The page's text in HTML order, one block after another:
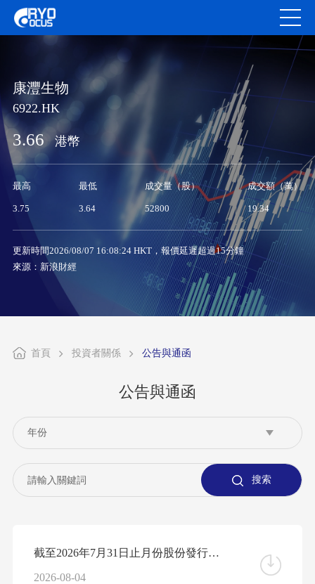
康灃生物
6922.HK
3.66 港幣
最高
3.75
最低
3.64
成交量（股）
52800
成交額（萬）
19.34
更新時間2026/08/07 16:08:24 HKT，報價延遲超過15分鐘
來源：新浪財經
首頁 投資者關係 公告與通函
公告與通函
截至2026年7月31日止月份股份發行人的證券變動月報表
2026-08-04